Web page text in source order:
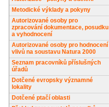
Metodické výklady a pokyny
Autorizované osoby pro
zpracování dokumentace, posudku
a vyhodnocení
Autorizované osoby pro hodnocení
vlivů na soustavu Natura 2000
Seznam pracovníků příslušných
úřadů
Dotčené evropsky významné
lokality
Dotčené ptačí oblasti